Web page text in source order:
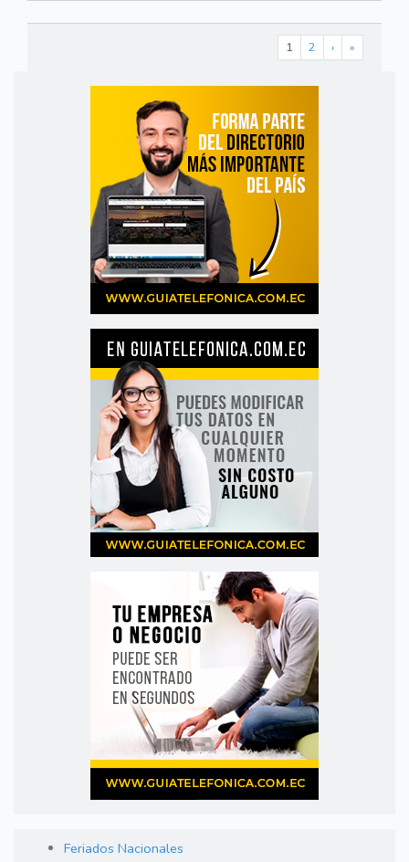
1 2 › »
Feriados Nacionales